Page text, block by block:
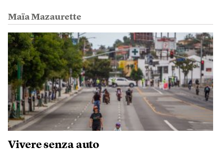
Maïa Mazaurette
Vivere senza auto